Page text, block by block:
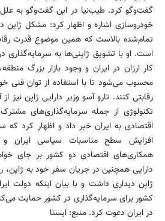
گفت‌وگو کرد. طیب‌نیا در این گفت‌وگو به
خودروسازی اشاره و اظهار کرد: مشکل
تمام‌شده بالاست که همین موضوع قدرت
است. او با تشویق ژاپنی‌ها به سرمایه‌گذاری
کار ارزان در ایران و وجود بازار بزرگ
محسوب می‌شود تا با استفاده از توان فنی
رقابتی کنند. تارو آسو وزیر دارایی ژاپن نیز
تکنولوژی از جمله سرمایه‌گذاری‌های
اقتصادی به ایران خبر داد و اظهار کرد که
افزایش سطح مناسبات سیاسی ایران
همکاری‌های اقتصادی دو کشور بر جای
دارایی همچنین در جریان سفر خود به ژاپن،
ژاپن دیداری داشت و با بیان اینکه دولت
کشور برای سرمایه‌گذاری در کشور حمایت
در ایران دعوت کرد. منبع: ایسنا